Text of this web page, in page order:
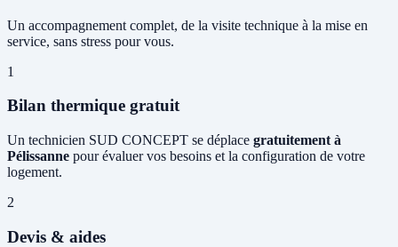
Un accompagnement complet, de la visite technique à la mise en
service, sans stress pour vous.
1
Bilan thermique gratuit
Un technicien SUD CONCEPT se déplace gratuitement à
Pélissanne pour évaluer vos besoins et la configuration de votre
logement.
2
Devis & aides